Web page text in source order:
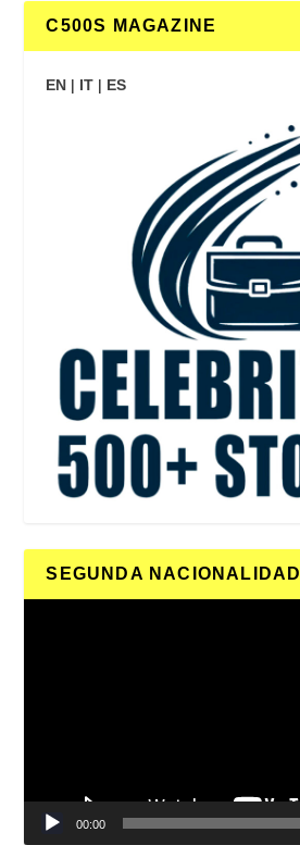
C500S MAGAZINE
EN | IT | ES
SEGUNDA NACIONALIDAD
00:00